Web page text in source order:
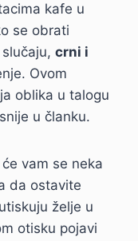
kafe u
se obrati
crni i
Ovom
oblika u talogu
u članku.
vam se neka
da ostavite
želje u
otisku pojavi